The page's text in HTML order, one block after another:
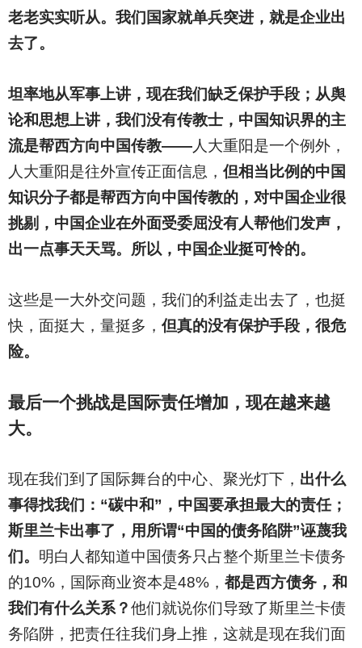
老老实实听从。我们国家就单兵突进，就是企业出
去了。
坦率地从军事上讲，现在我们缺乏保护手段；从舆
论和思想上讲，我们没有传教士，中国知识界的主
流是帮西方向中国传教——人大重阳是一个例外，
人大重阳是往外宣传正面信息， 但相当比例的中国
知识分子都是帮西方向中国传教的，对中国企业很
挑剔，中国企业在外面受委屈没有人帮他们发声，
出一点事天天骂。所以，中国企业挺可怜的。
这些是一大外交问题，我们的利益走出去了，也挺
快，面挺大，量挺多， 但真的没有保护手段，很危
险。
最后一个挑战是国际责任增加，现在越来越
大。
现在我们到了国际舞台的中心、聚光灯下， 出什么
事得找我们：“碳中和”，中国要承担最大的责任；
斯里兰卡出事了，用所谓“中国的债务陷阱”诬蔑我
们。 明白人都知道中国债务只占整个斯里兰卡债务
的10%，国际商业资本是48%， 都是西方债务，和
我们有什么关系？他们就说你们导致了斯里兰卡债
务陷阱，把责任往我们身上推，这就是现在我们面